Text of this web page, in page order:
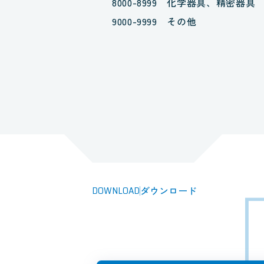
9000-9999 その他
DOWNLOADダウンロード